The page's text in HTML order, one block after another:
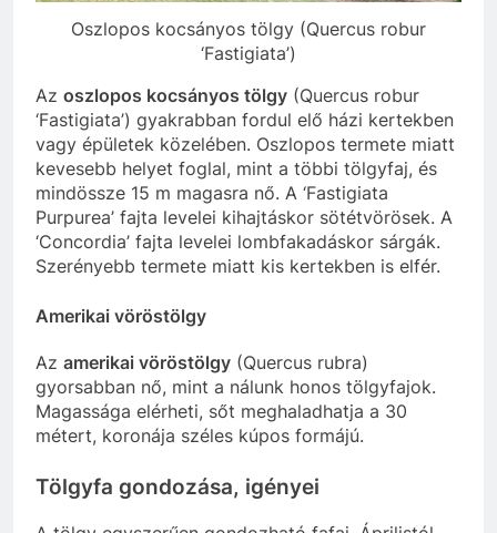
Oszlopos kocsányos tölgy (Quercus robur
‘Fastigiata’)
Az oszlopos kocsányos tölgy (Quercus robur
‘Fastigiata’) gyakrabban fordul elő házi kertekben
vagy épületek közelében. Oszlopos termete miatt
kevesebb helyet foglal, mint a többi tölgyfaj, és
mindössze 15 m magasra nő. A ‘Fastigiata
Purpurea’ fajta levelei kihajtáskor sötétvörösek. A
‘Concordia’ fajta levelei lombfakadáskor sárgák.
Szerényebb termete miatt kis kertekben is elfér.
Amerikai vöröstölgy
Az amerikai vöröstölgy (Quercus rubra)
gyorsabban nő, mint a nálunk honos tölgyfajok.
Magassága elérheti, sőt meghaladhatja a 30
métert, koronája széles kúpos formájú.
Tölgyfa gondozása, igényei